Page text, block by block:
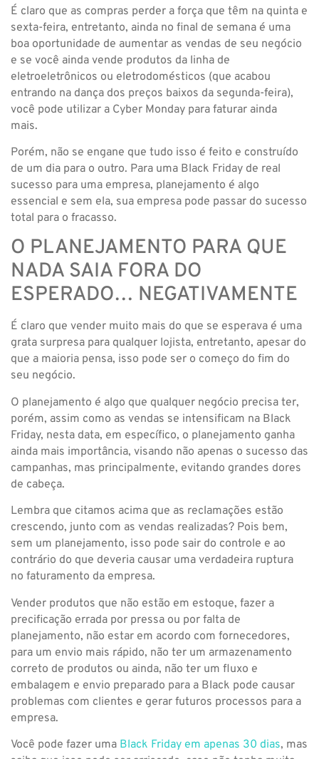
É claro que as compras perder a força que têm na quinta e
sexta-feira, entretanto, ainda no final de semana é uma
boa oportunidade de aumentar as vendas de seu negócio
e se você ainda vende produtos da linha de
eletroeletrônicos ou eletrodomésticos (que acabou
entrando na dança dos preços baixos da segunda-feira),
você pode utilizar a Cyber Monday para faturar ainda
mais.
Porém, não se engane que tudo isso é feito e construído
de um dia para o outro. Para uma Black Friday de real
sucesso para uma empresa, planejamento é algo
essencial e sem ela, sua empresa pode passar do sucesso
total para o fracasso.
O PLANEJAMENTO PARA QUE
NADA SAIA FORA DO
ESPERADO… NEGATIVAMENTE
É claro que vender muito mais do que se esperava é uma
grata surpresa para qualquer lojista, entretanto, apesar do
que a maioria pensa, isso pode ser o começo do fim do
seu negócio.
O planejamento é algo que qualquer negócio precisa ter,
porém, assim como as vendas se intensificam na Black
Friday, nesta data, em específico, o planejamento ganha
ainda mais importância, visando não apenas o sucesso das
campanhas, mas principalmente, evitando grandes dores
de cabeça.
Lembra que citamos acima que as reclamações estão
crescendo, junto com as vendas realizadas? Pois bem,
sem um planejamento, isso pode sair do controle e ao
contrário do que deveria causar uma verdadeira ruptura
no faturamento da empresa.
Vender produtos que não estão em estoque, fazer a
precificação errada por pressa ou por falta de
planejamento, não estar em acordo com fornecedores,
para um envio mais rápido, não ter um armazenamento
correto de produtos ou ainda, não ter um fluxo e
embalagem e envio preparado para a Black pode causar
problemas com clientes e gerar futuros processos para a
empresa.
Você pode fazer uma Black Friday em apenas 30 dias, mas